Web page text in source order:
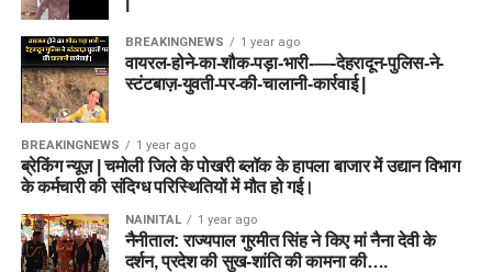
BREAKINGNEWS 1 year ago
वायरल-होने-का-शौक-पड़ा-भारी-—-देहरादून-पुलिस-ने-
स्टंटबाज़-युवती-पर-की-चालानी-कार्रवाई |
BREAKINGNEWS 1 year ago
ब्रेकिंग न्यूज़ | चमोली जिले के पोखरी ब्लॉक के हापला बाजार में उद्यान विभाग
के कर्मचारी की संदिग्ध परिस्थितियों में मौत हो गई।
NAINITAL 1 year ago
नैनीताल: राज्यपाल गुरमीत सिंह ने किए मां नैना देवी के
दर्शन, प्रदेश की सुख-शांति की कामना की….